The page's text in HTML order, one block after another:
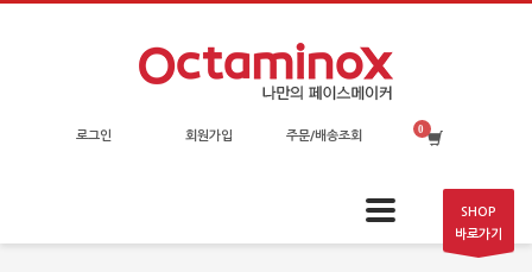
로그인 회원가입 주문/배송조회
SHOP
바로가기